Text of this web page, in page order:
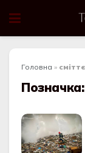
Головна »
Позначка: